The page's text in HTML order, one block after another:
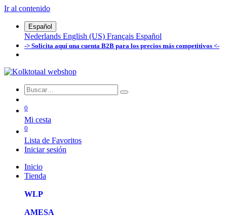
Ir al contenido
Español
Nederlands English (US) Français Español
-> Solicita aquí una cuenta B2B para los precios más competitivos <-
0
Mi cesta
0
Lista de Favoritos
Iniciar sesión
Inicio
Tienda
WLP
AMESA